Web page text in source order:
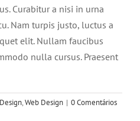
Curabitur a nisi in urna
Nam turpis justo, luctus a
elit. Nullam faucibus
nulla cursus. Praesent
Design,Web Design | 0 Comentários